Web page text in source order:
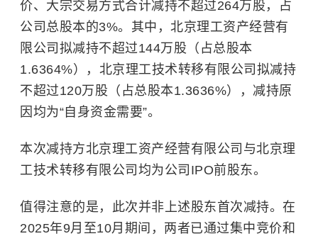
价、大宗交易方式合计减持不超过264万股，占
公司总股本的3%。其中，北京理工资产经营有
限公司拟减持不超过144万股（占总股本
1.6364%），北京理工技术转移有限公司拟减持
不超过120万股（占总股本1.3636%），减持原
因均为“自身资金需要”。
本次减持方北京理工资产经营有限公司与北京理
工技术转移有限公司均为公司IPO前股东。
值得注意的是，此次并非上述股东首次减持。在
2025年9月至10月期间，两者已通过集中竞价和